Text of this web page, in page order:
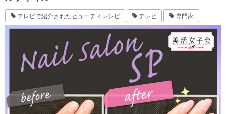
テレビで紹介されたビューティレシピ テレビ 専門家